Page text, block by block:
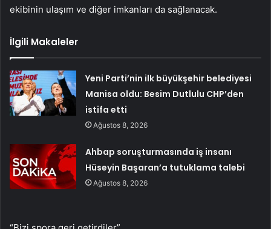
ekibinin ulaşım ve diğer imkanları da sağlanacak.
İlgili Makaleler
Yeni Parti’nin ilk büyükşehir belediyesi
Manisa oldu: Besim Dutlulu CHP’den
istifa etti
Ağustos 8, 2026
Ahbap soruşturmasında iş insanı
Hüseyin Başaran’a tutuklama talebi
Ağustos 8, 2026